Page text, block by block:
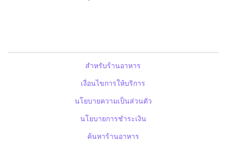
สำหรับร้านอาหาร
เงื่อนไขการให้บริการ
นโยบายความเป็นส่วนตัว
นโยบายการชำระเงิน
ค้นหาร้านอาหาร